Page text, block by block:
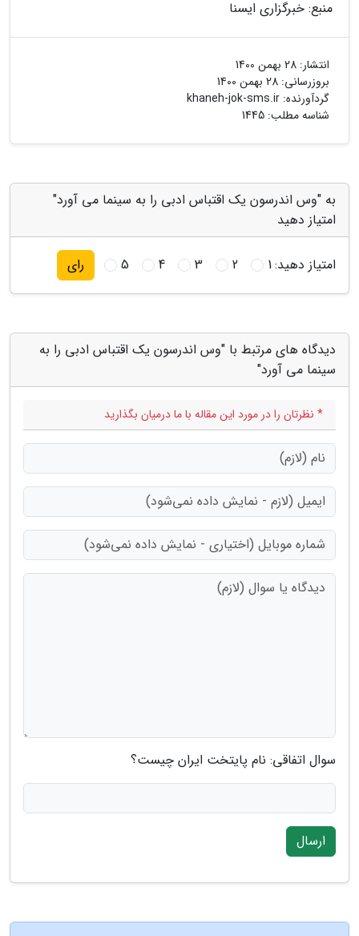
منبع: خبرگزاری ایسنا
انتشار: 28 بهمن 1400
بروزرسانی: 28 بهمن 1400
گردآورنده: khaneh-jok-sms.ir
شناسه مطلب: 1445
به "وس اندرسون یک اقتباس ادبی را به سینما می آورد"
امتیاز دهید
امتیاز دهید:1
2
3
4
5 رای
دیدگاه های مرتبط با "وس اندرسون یک اقتباس ادبی را به
سینما می آورد"
* نظرتان را در مورد این مقاله با ما درمیان بگذارید
سوال اتفاقی: نام پایتخت ایران چیست؟
ارسال